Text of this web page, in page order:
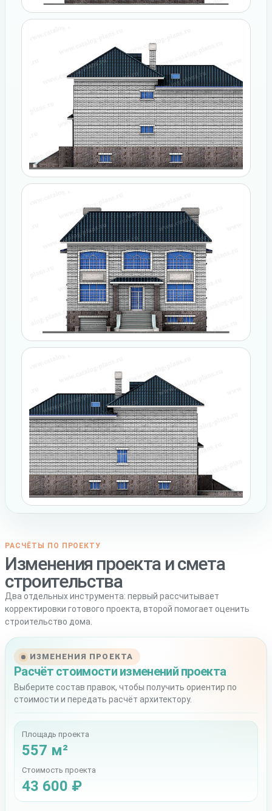
РАСЧЁТЫ ПО ПРОЕКТУ
Изменения проекта и смета
строительства
Два отдельных инструмента: первый рассчитывает
корректировки готового проекта, второй помогает оценить
строительство дома.
ИЗМЕНЕНИЯ ПРОЕКТА
Расчёт стоимости изменений проекта
Выберите состав правок, чтобы получить ориентир по
стоимости и передать расчёт архитектору.
Площадь проекта
557 м²
Стоимость проекта
43 600 ₽